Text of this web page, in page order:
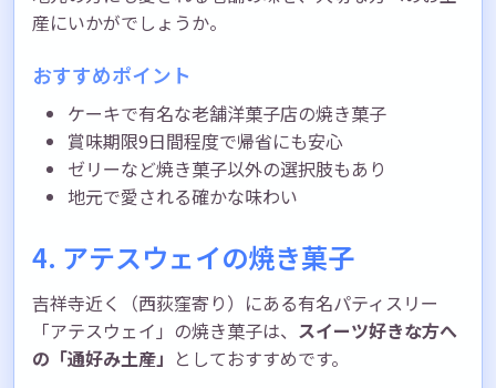
産にいかがでしょうか。
おすすめポイント
ケーキで有名な老舗洋菓子店の焼き菓子
賞味期限9日間程度で帰省にも安心
ゼリーなど焼き菓子以外の選択肢もあり
地元で愛される確かな味わい
4. アテスウェイの焼き菓子
吉祥寺近く（西荻窪寄り）にある有名パティスリー
「アテスウェイ」の焼き菓子は、 スイーツ好きな方へ
の「通好み土産」 としておすすめです。